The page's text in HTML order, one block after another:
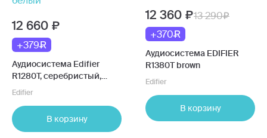
12 660
+379
Аудиосистема Edifier
R1280T, серебристый,
белый
Edifier
В корзину
12 360
13 290
+370
Аудиосистема EDIFIER
R1380T brown
Edifier
В корзину